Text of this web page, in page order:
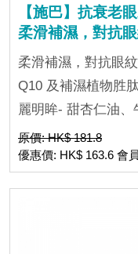
【施巴】抗衰老
柔滑補濕，對抗
柔滑補濕，對抗眼
Q10 及補濕植物胜
麗明眸- 甜杏仁油、
原價: HK$ 181.8
優惠價: HK$ 163.6 會